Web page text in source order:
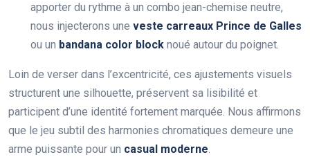
apporter du rythme à un combo jean-chemise neutre,
nous injecterons une veste carreaux Prince de Galles
ou un bandana color block noué autour du poignet.
Loin de verser dans l’excentricité, ces ajustements visuels
structurent une silhouette, préservent sa lisibilité et
participent d’une identité fortement marquée. Nous affirmons
que le jeu subtil des harmonies chromatiques demeure une
arme puissante pour un casual moderne.